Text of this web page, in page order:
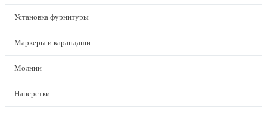
Установка фурнитуры
Маркеры и карандаши
Молнии
Наперстки